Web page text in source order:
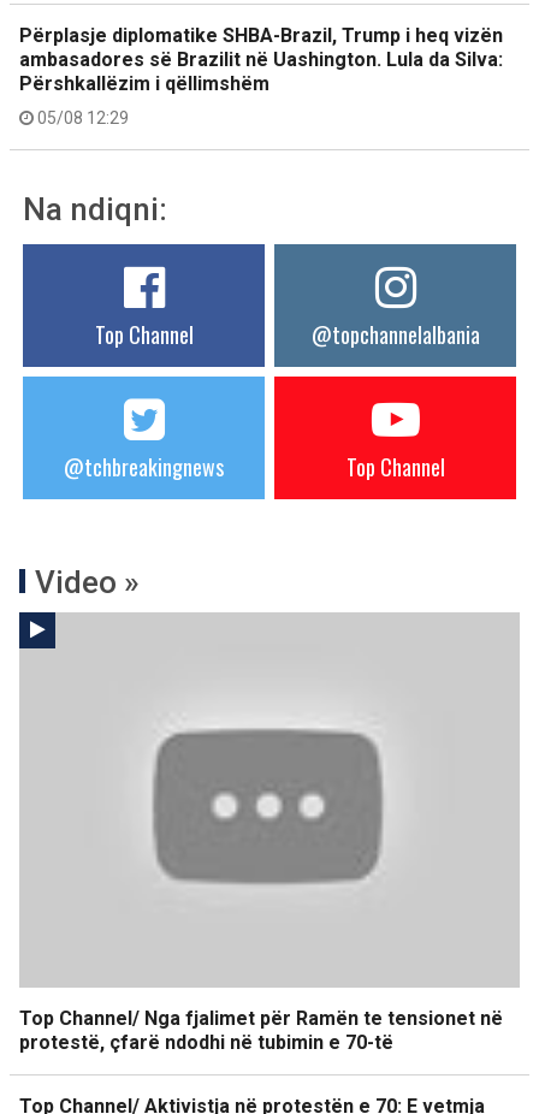
Përplasje diplomatike SHBA-Brazil, Trump i heq vizën
ambasadores së Brazilit në Uashington. Lula da Silva:
Përshkallëzim i qëllimshëm
05/08 12:29
Na ndiqni:
Top Channel @topchannelalbania
@tchbreakingnews Top Channel
Video »
Top Channel/ Nga fjalimet për Ramën te tensionet në
protestë, çfarë ndodhi në tubimin e 70-të
Top Channel/ Aktivistja në protestën e 70: E vetmja